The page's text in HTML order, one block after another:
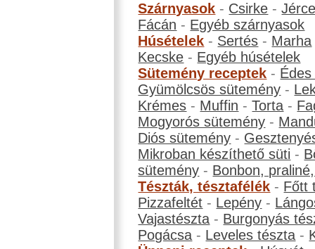
Szárnyasok - Csirke -
Fácán - Egyéb szárnyasok
Húsételek - Sertés - Marha
Kecske - Egyéb húsételek
Sütemény receptek -
Gyümölcsös sütemény -
Krémes - Muffin -Torta -
Mogyorós sütemény -
Diós sütemény -
Mikroban készíthető süti -
sütemény - Bonbon,
Tészták, tésztafélék - Főtt
Pizzafeltét - Lepény -
Vajastészta - Burgonyás
Pogácsa - Leveles tészta -